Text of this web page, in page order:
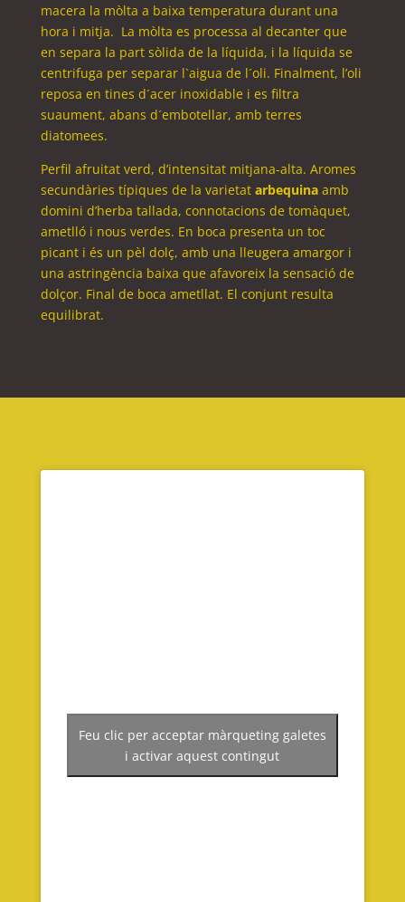
macera la mòlta a baixa temperatura durant una
hora i mitja. La mòlta es processa al decanter que
en separa la part sòlida de la líquida, i la líquida se
centrifuga per separar l`aigua de l´oli. Finalment, l’oli
reposa en tines d´acer inoxidable i es filtra
suaument, abans d´embotellar, amb terres
diatomees.
Perfil afruitat verd, d’intensitat mitjana-alta. Aromes
secundàries típiques de la varietat arbequinaamb
domini d’herba tallada, connotacions de tomàquet,
ametlló i nous verdes. En boca presenta un toc
picant i és un pèl dolç, amb una lleugera amargor i
una astringència baixa que afavoreix la sensació de
dolçor. Final de boca ametllat. El conjunt resulta
equilibrat.
Feu clic per acceptar màrqueting galetes
i activar aquest contingut